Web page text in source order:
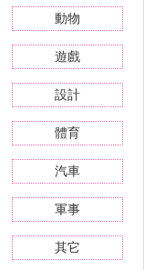
動物
遊戲
設計
體育
汽車
軍事
其它